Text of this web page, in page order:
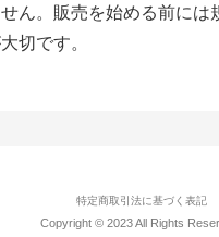
ん。販売を始める前には
切です。
特定商取引法に基づく表記
Copyright © 2023 All Rights